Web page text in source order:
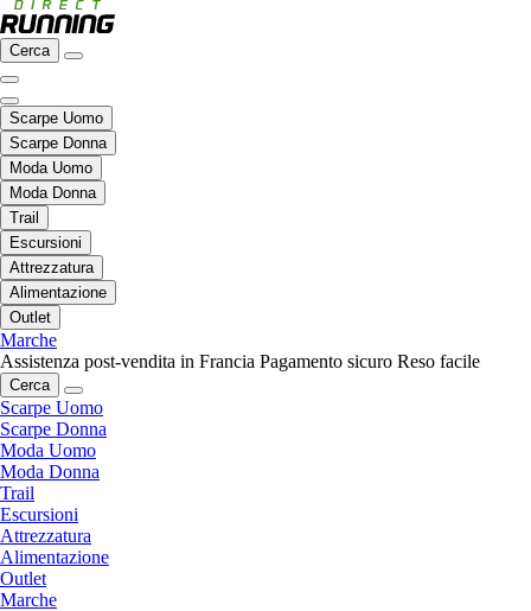
Cerca
Scarpe Uomo
Scarpe Donna
Moda Uomo
Moda Donna
Trail
Escursioni
Attrezzatura
Alimentazione
Outlet
Marche
Assistenza post-vendita in Francia Pagamento sicuro Reso facile
Cerca
Scarpe Uomo
Scarpe Donna
Moda Uomo
Moda Donna
Trail
Escursioni
Attrezzatura
Alimentazione
Outlet
Marche